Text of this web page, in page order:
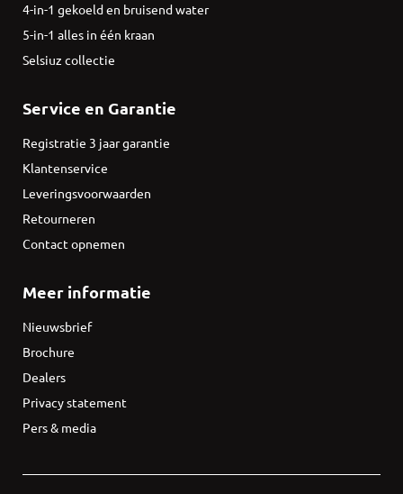
4-in-1 gekoeld en bruisend water
5-in-1 alles in één kraan
Selsiuz collectie
Service en Garantie
Registratie 3 jaar garantie
Klantenservice
Leveringsvoorwaarden
Retourneren
Contact opnemen
Meer informatie
Nieuwsbrief
Brochure
Dealers
Privacy statement
Pers & media